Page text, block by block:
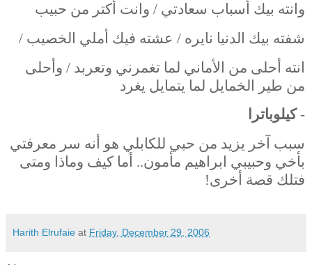
وانته بيك أسباب سعادتي / وانت أكتر من حبيب
شفته بيك الدنيا نايره / عشته فيك أملي الخصيب /
انته أحلى من الأماني لما تغمرني وتعربد / وأحلى
من طير الخمايل لما يتمايل يغرد
-كيلوباترا
سبب آخر يزيد من حبي للكابلي هو أنه سر معرفتي
بأخي وحبيبي ابراهيم مأمون.. أما كيف وماذا ومتى
فتلك قصة أخرى!
Harith Elrufaie at Friday, December 29, 2006